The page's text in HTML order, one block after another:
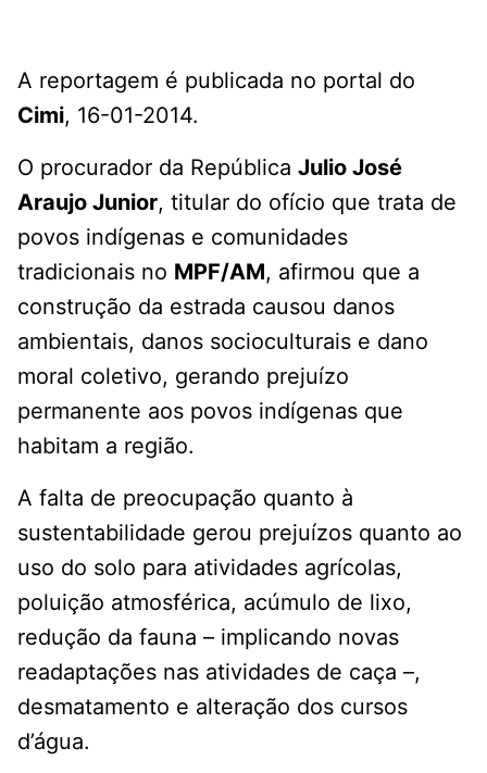
A reportagem é publicada no portal do
Cimi, 16-01-2014.
O procurador da República Julio José
Araujo Junior, titular do ofício que trata de
povos indígenas e comunidades
tradicionais no MPF/AM, afirmou que a
construção da estrada causou danos
ambientais, danos socioculturais e dano
moral coletivo, gerando prejuízo
permanente aos povos indígenas que
habitam a região.
A falta de preocupação quanto à
sustentabilidade gerou prejuízos quanto ao
uso do solo para atividades agrícolas,
poluição atmosférica, acúmulo de lixo,
redução da fauna – implicando novas
readaptações nas atividades de caça –,
desmatamento e alteração dos cursos
d’água.